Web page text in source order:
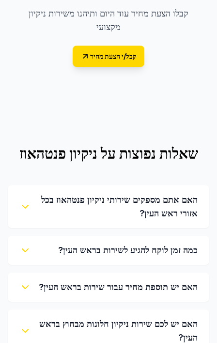
קבלו הצעת מחיר עוד היום ותיהנו משירות ניקיון
מקצועי
קבל/י הצעת מחיר
שאלות נפוצות על ניקיון פנטהאוז
האם אתם מספקים שירותי ניקיון פנטהאוז בכל
אזורי ראש העין?
כמה זמן לוקח להגיע לשירות בראש העין?
האם יש תוספת מחיר עבור שירות בראש העין?
האם יש לכם שירות ניקיון חלונות מבחוץ בראש
העין?